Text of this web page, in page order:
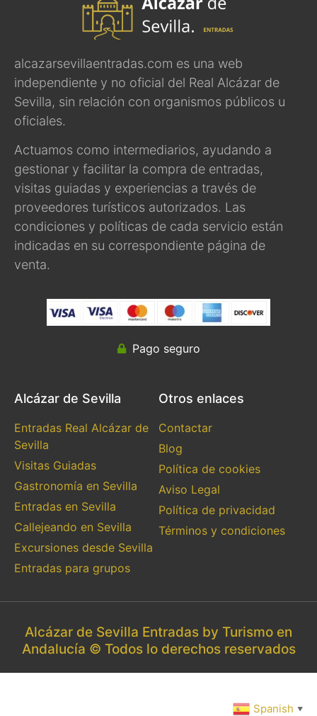
alcazarsevillaentradas.com es una web
independiente y no oficial del Real Alcázar de
Sevilla, sin relación con organismos públicos u
oficiales.
Actuamos como intermediarios, ayudando a
gestionar y facilitar la compra de entradas,
visitas guiadas y experiencias a través de
proveedores turísticos autorizados. Las
condiciones y políticas de cada servicio están
indicadas en su correspondiente página de
venta.
Pago seguro
Alcázar de Sevilla
Entradas Real Alcázar de
Sevilla
Visitas Guiadas
Gastronomía en Sevilla
Entradas en Sevilla
Callejeando en Sevilla
Excursiones desde Sevilla
Entradas para grupos
Otros enlaces
Contactar
Blog
Política de cookies
Aviso Legal
Política de privacidad
Términos y condiciones
Alcázar de Sevilla Entradas by Turismo en
Andalucía © Todos lo derechos reservados
Spanish ▼